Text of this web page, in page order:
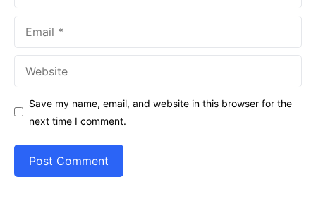
Save my name, email, and website in this browser for the
next time I comment.